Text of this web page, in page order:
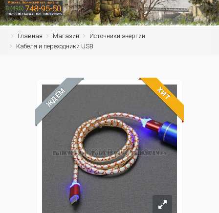
Главная Магазин
Источники энергии
Кабеля и переходники USB
ЖДЁМ ХИТ